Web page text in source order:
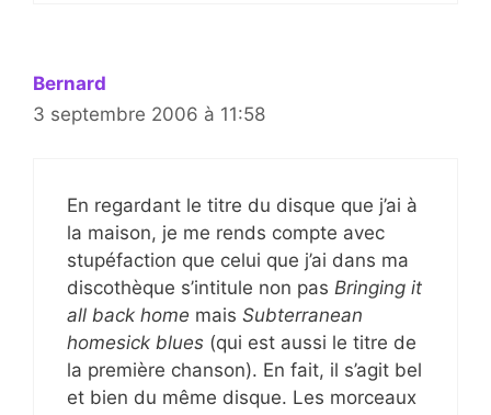
Bernard
3 septembre 2006 à 11:58
En regardant le titre du disque que j’ai à
la maison, je me rends compte avec
stupéfaction que celui que j’ai dans ma
discothèque s’intitule non pas Bringing it
all back home mais Subterranean
homesick blues (qui est aussi le titre de
la première chanson). En fait, il s’agit bel
et bien du même disque. Les morceaux